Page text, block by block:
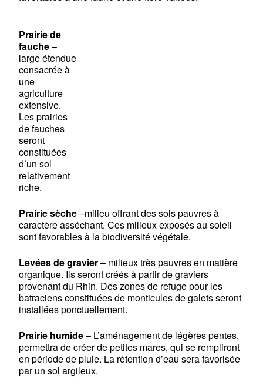
Prairie de
fauche–
large étendue
consacrée à
une
agriculture
extensive.
Les prairies
de fauches
seront
constituées
d’un sol
relativement
riche.
Prairie sèche–milieu offrant des sols pauvres à
caractère asséchant. Ces milieux exposés au soleil
sont favorables à la biodiversité végétale.
Levées de gravier– milieux très pauvres en matière
organique. Ils seront créés à partir de graviers
provenant du Rhin. Des zones de refuge pour les
batraciens constituées de monticules de galets seront
installées ponctuellement.
Prairie humide– L’aménagement de légères pentes,
permettra de créer de petites mares, qui se rempliront
en période de pluie. La rétention d’eau sera favorisée
par un sol argileux.